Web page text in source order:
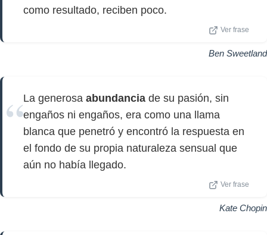
como resultado, reciben poco.
Ver frase
Ben Sweetland
La generosa abundancia de su pasión, sin
engaños ni engaños, era como una llama
blanca que penetró y encontró la respuesta en
el fondo de su propia naturaleza sensual que
aún no había llegado.
Ver frase
Kate Chopin